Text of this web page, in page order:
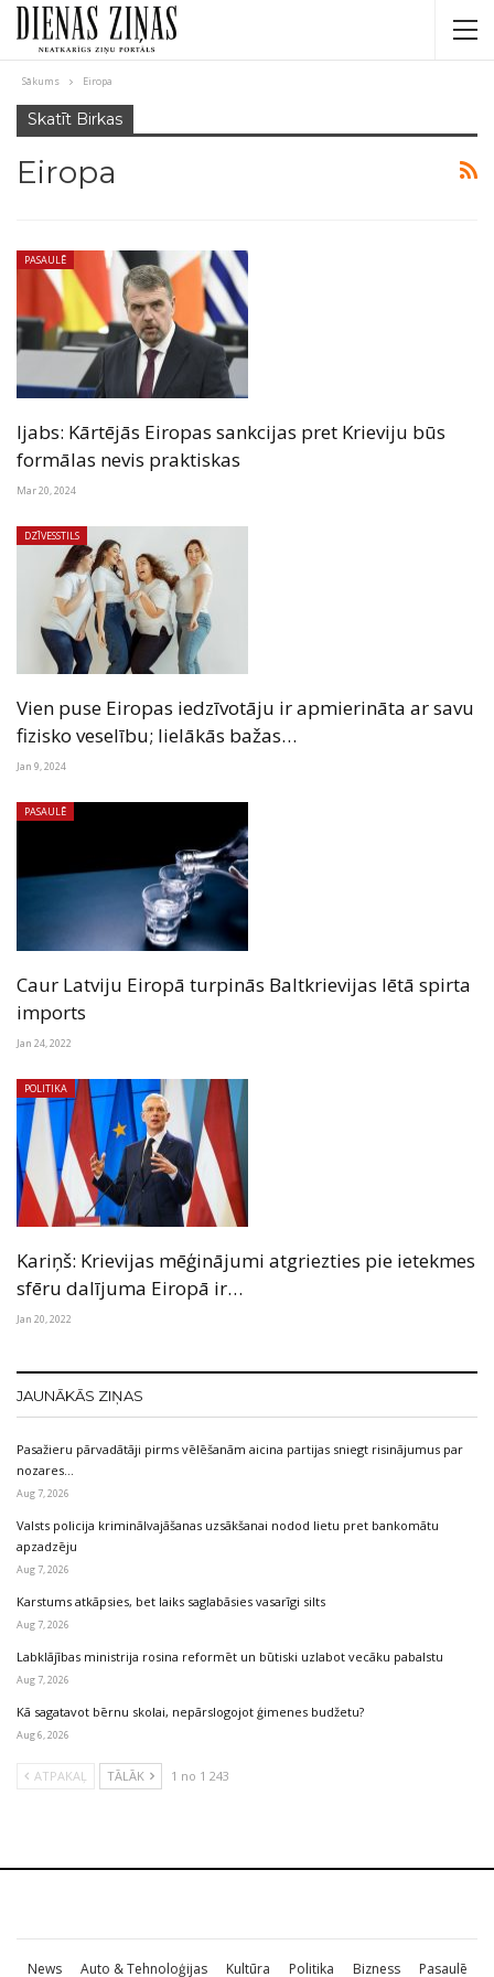
Sākums Eiropa
Skatīt Birkas
Eiropa
PASAULĒ
Ijabs: Kārtējās Eiropas sankcijas pret Krieviju būs
formālas nevis praktiskas
Mar 20, 2024
DZĪVESSTILS
Vien puse Eiropas iedzīvotāju ir apmierināta ar savu
fizisko veselību; lielākās bažas…
Jan 9, 2024
PASAULĒ
Caur Latviju Eiropā turpinās Baltkrievijas lētā spirta
imports
Jan 24, 2022
POLITIKA
Kariņš: Krievijas mēģinājumi atgriezties pie ietekmes
sfēru dalījuma Eiropā ir…
Jan 20, 2022
JAUNĀKĀS ZIŅAS
Pasažieru pārvadātāji pirms vēlēšanām aicina partijas sniegt risinājumus par
nozares…
Aug 7, 2026
Valsts policija kriminālvajāšanas uzsākšanai nodod lietu pret bankomātu
apzadzēju
Aug 7, 2026
Karstums atkāpsies, bet laiks saglabāsies vasarīgi silts
Aug 7, 2026
Labklājības ministrija rosina reformēt un būtiski uzlabot vecāku pabalstu
Aug 7, 2026
Kā sagatavot bērnu skolai, nepārslogojot ģimenes budžetu?
Aug 6, 2026
ATPAKAĻ TĀLĀK 1 no 1 243
News Auto & Tehnoloģijas Kultūra Politika Bizness Pasaulē